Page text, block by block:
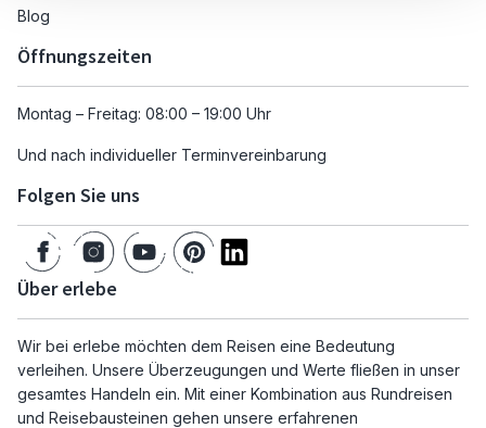
Blog
Öffnungszeiten
Montag – Freitag: 08:00 – 19:00 Uhr
Und nach individueller Terminvereinbarung
Folgen Sie uns
Über erlebe
Wir bei erlebe möchten dem Reisen eine Bedeutung
verleihen. Unsere Überzeugungen und Werte fließen in unser
gesamtes Handeln ein. Mit einer Kombination aus Rundreisen
und Reisebausteinen gehen unsere erfahrenen